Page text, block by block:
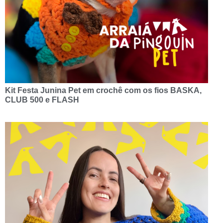
Kit Festa Junina Pet em crochê com os fios BASKA,
CLUB 500 e FLASH